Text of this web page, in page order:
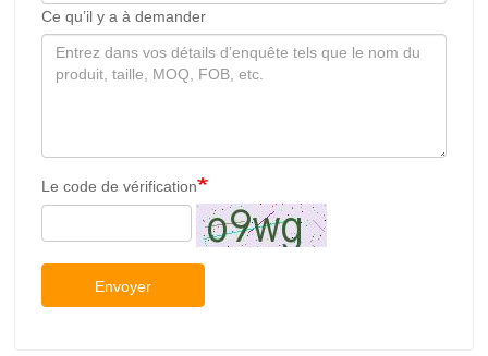
Ce qu’il y a à demander
Le code de vérification
Envoyer